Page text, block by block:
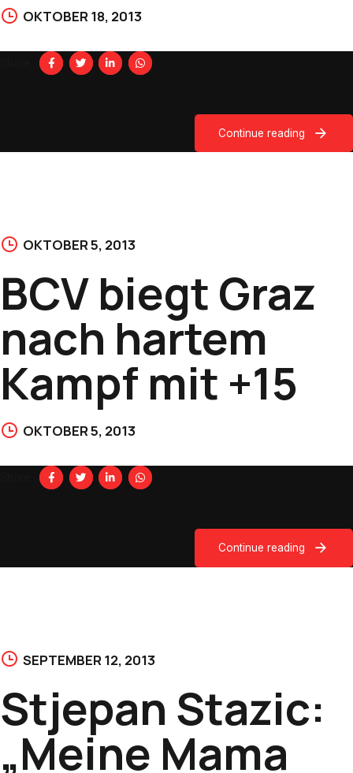
OKTOBER 18, 2013
Continue reading
OKTOBER 5, 2013
BCV biegt Graz
nach hartem
Kampf mit +15
OKTOBER 5, 2013
Continue reading
SEPTEMBER 12, 2013
Stjepan Stazic:
„Meine Mama